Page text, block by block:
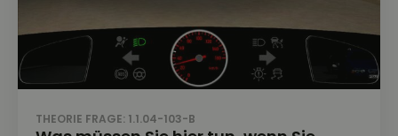
THEORIE FRAGE: 1.1.04-103-B